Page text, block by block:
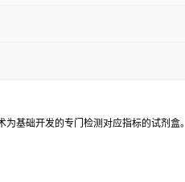
基础开发的专门检测对应指标的试剂盒。